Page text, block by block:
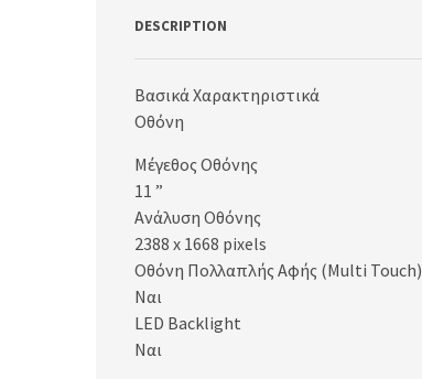
DESCRIPTION
Βασικά Χαρακτηριστικά
Οθόνη
Μέγεθος Οθόνης
11 ”
Ανάλυση Οθόνης
2388 x 1668 pixels
Οθόνη Πολλαπλής Αφής (Multi Touch)
Ναι
LED Backlight
Ναι